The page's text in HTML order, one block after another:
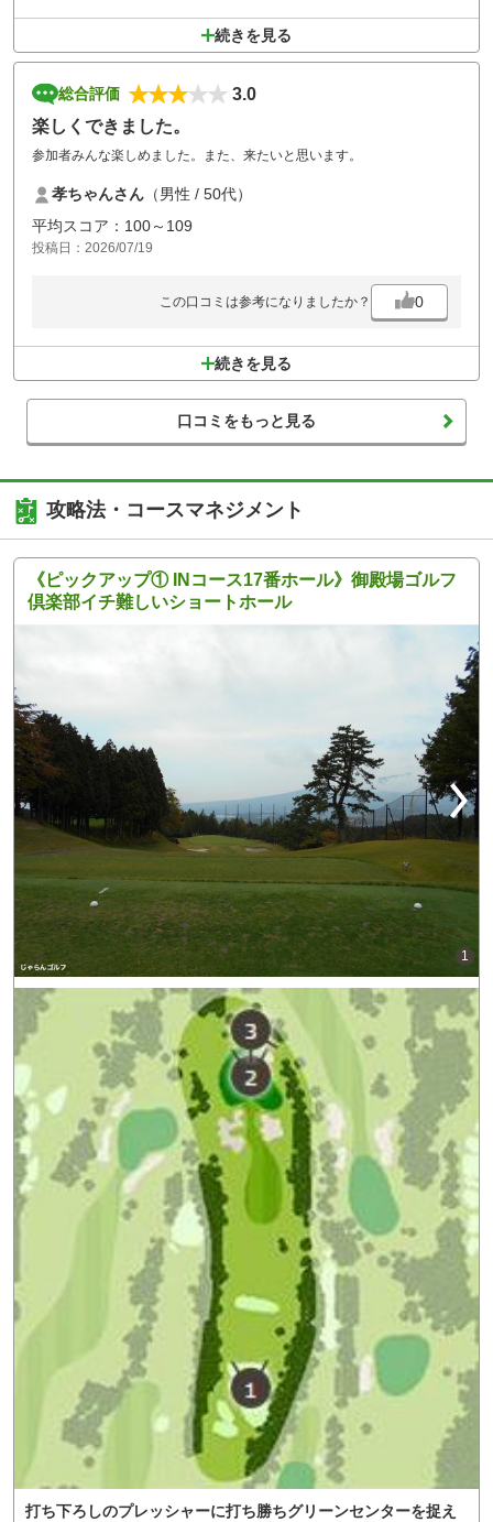
続きを見る
総合評価
3.0
楽しくできました。
参加者みんな楽しめました。また、来たいと思います。
孝ちゃんさん （男性 / 50代）
平均スコア：100～109
投稿日：2026/07/19
この口コミは参考になりましたか？ 0
続きを見る
口コミをもっと見る
攻略法・コースマネジメント
《ピックアップ① INコース17番ホール》御殿場ゴルフ
倶楽部イチ難しいショートホール
1
打ち下ろしのプレッシャーに打ち勝ちグリーンセンターを捉え